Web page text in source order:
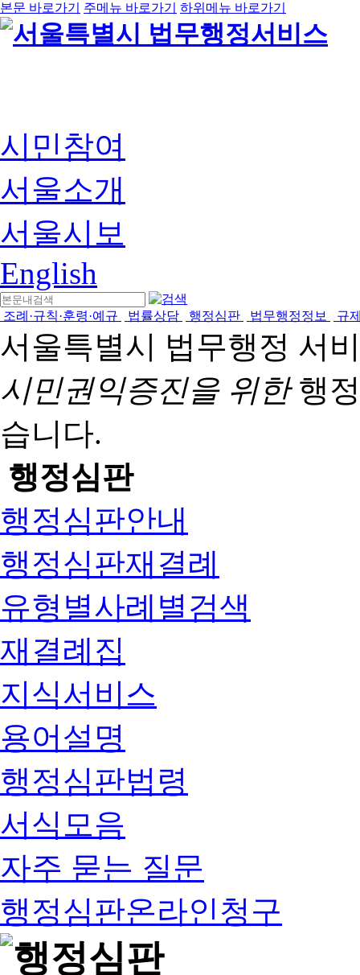
본문 바로가기 주메뉴 바로가기 하위메뉴 바로가기
시민참여
서울소개
서울시보
English
조례·규칙·훈령·예규 법률상담 행정심판 법무행정정보 규
서울특별시 법무행정 서
시민권익증진을 위한행
습니다.
행정심판
행정심판안내
행정심판재결례
유형별사례별검색
재결례집
지식서비스
용어설명
행정심판법령
서식모음
자주 묻는 질문
행정심판온라인청구